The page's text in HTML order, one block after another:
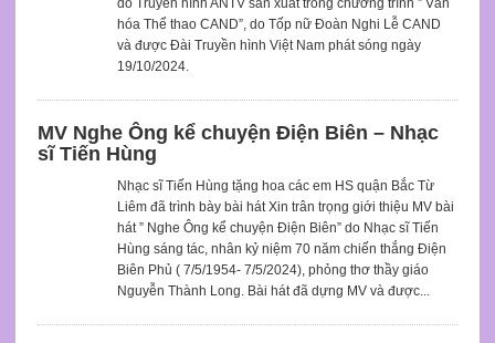
do Truyền hình ANTV sản xuất trong chương trình ” Văn
hóa Thể thao CAND”, do Tốp nữ Đoàn Nghi Lễ CAND
và được Đài Truyền hình Việt Nam phát sóng ngày
19/10/2024.
MV Nghe Ông kể chuyện Điện Biên – Nhạc
sĩ Tiến Hùng
Nhạc sĩ Tiến Hùng tặng hoa các em HS quận Bắc Từ
Liêm đã trình bày bài hát Xin trân trọng giới thiệu MV bài
hát ” Nghe Ông kể chuyện Điện Biên” do Nhạc sĩ Tiến
Hùng sáng tác, nhân kỷ niệm 70 năm chiến thắng Điện
Biên Phủ ( 7/5/1954- 7/5/2024), phỏng thơ thầy giáo
Nguyễn Thành Long. Bài hát đã dựng MV và được...